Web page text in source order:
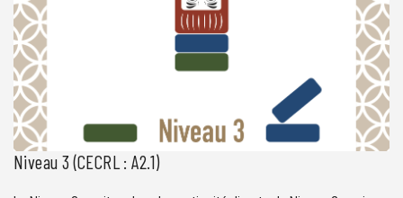
cours de 2 heures, soit 24 heures de […]
Niveau 3 (CECRL : A2.1)